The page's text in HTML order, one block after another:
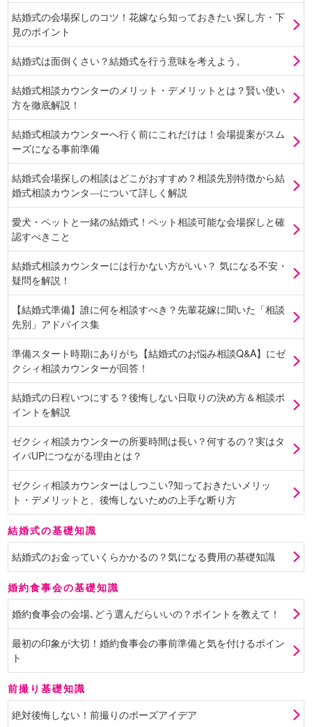
結婚式の会場探しのコツ！花嫁なら知っておきたい探し方・下
見のポイント
結婚式は面倒くさい？結婚式を行う意味を考えよう。
結婚式相談カウンターのメリット・デメリットとは？賢い使い
方を徹底解説！
結婚式相談カウンターへ行く前にこれだけは！会場提案がスム
ーズになる事前準備
結婚式会場探しの相談はどこがおすすめ？相談先別特徴から結
婚式相談カウンタ―について詳しく解説
愛犬・ペットと一緒の結婚式！ペット相談可能な会場探しと確
認すべきこと
結婚式相談カウンターには行かない方がいい？ 気になる不安・
疑問を解説！
【結婚式準備】誰に何を相談すべき？先輩花嫁に聞いた「相談
先別」アドバイス集
準備スタート時期にありがち【結婚式のお悩み相談Q&A】にゼ
クシィ相談カウンターが回答！
結婚式の日程いつにする？後悔しない日取りの決め方＆相談ポ
イントを解説
ゼクシィ相談カウンターの所要時間は長い？何するの？実はタ
イパUPにつながる理由とは？
ゼクシィ相談カウンターはしつこい?知っておきたいメリッ
ト・デメリットと、後悔しないための上手な断り方
結婚式の基礎知識
結婚式のお金っていくらかかるの？気になる費用の基礎知識
婚約食事会の基礎知識
婚約食事会の会場､どう選んだらいいの？ポイントを教えて！
最初の印象が大切！婚約食事会の事前準備と気を付けるポイン
ト
前撮り基礎知識
絶対後悔しない！前撮りのポーズアイデア